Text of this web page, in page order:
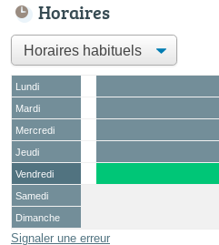
Horaires
Lundi
Mardi
Mercredi
Jeudi
Vendredi
Samedi
Dimanche
Signaler une erreur